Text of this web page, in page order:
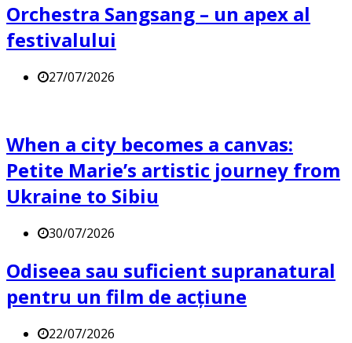
Orchestra Sangsang – un apex al
festivalului
27/07/2026
When a city becomes a canvas:
Petite Marie’s artistic journey from
Ukraine to Sibiu
30/07/2026
Odiseea sau suficient supranatural
pentru un film de acțiune
22/07/2026